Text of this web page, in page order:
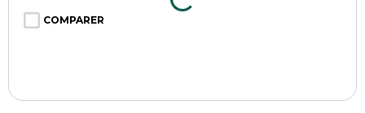
COMPARER